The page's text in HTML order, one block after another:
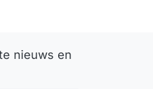
nieuws en